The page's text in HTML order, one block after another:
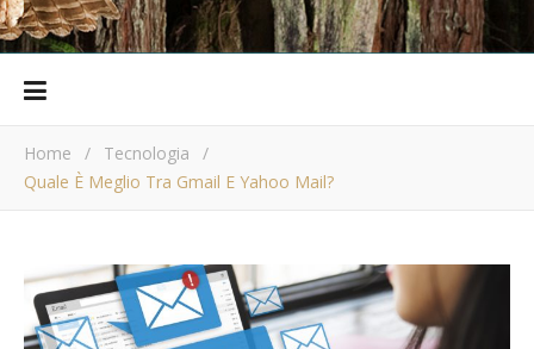
Home / Tecnologia
/
Quale È Meglio Tra Gmail E Yahoo Mail?